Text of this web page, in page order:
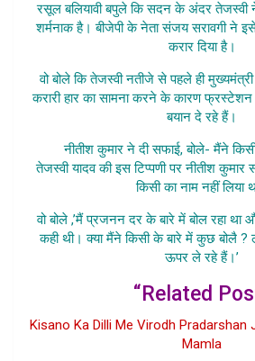
रसूल बलियावी बपुले कि सदन के अंदर तेजस्वी
शर्मनाक है। बीजेपी के नेता संजय सरावगी ने
करार दिया है।
वो बोले कि तेजस्वी नतीजे से पहले ही
करारी हार का सामना करने के कारण
बयान दे रहे हैं।
नीतीश कुमार ने दी सफाई, बोले- मैंने
तेजस्वी यादव की इस टिप्पणी पर नीतीश
किसी का नाम नहीं लिया
वो बोले ,’मैं प्रजनन दर के बारे में बोल रहा था
कही थी। क्या मैंने किसी के बारे में कुछ बोलै
ऊपर ले रहे हैं।’
“Related
Kisano Ka Dilli Me Virodh Pradarshan
Mamla